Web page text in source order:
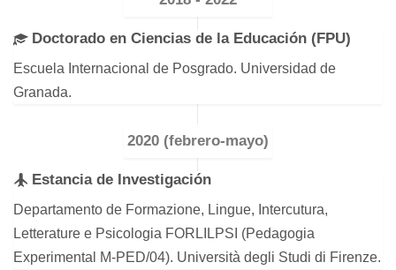
Doctorado en Ciencias de la Educación (FPU)
Escuela Internacional de Posgrado. Universidad de
Granada.
2020 (febrero-mayo)
Estancia de Investigación
Departamento de Formazione, Lingue, Intercutura,
Letterature e Psicologia FORLILPSI (Pedagogia
Experimental M-PED/04). Università degli Studi di Firenze.